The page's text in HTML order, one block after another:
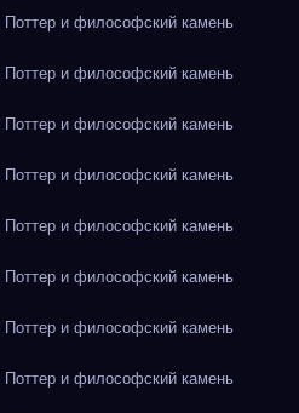
и философский камень
и философский камень
и философский камень
и философский камень
и философский камень
и философский камень
и философский камень
и философский камень